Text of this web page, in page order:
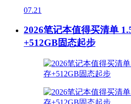
07.21
2026笔记本值得买清单
+512GB固态起步